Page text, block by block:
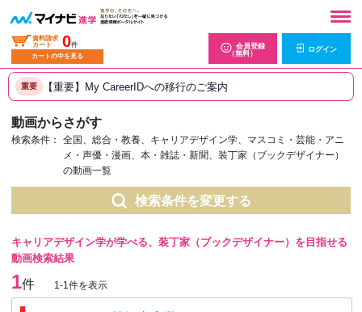
資料請求
カート
0件
カートの中を見る
会員登録
（無料）
ログイン
重要 【重要】My CareerIDへの移行のご案内
動画からさがす
検索条件：
全国、総合・教養、キャリアデザイン学、マスコミ・芸能・アニ
メ・声優・漫画、本・雑誌・新聞、装丁家（ブックデザイナー）
の動画一覧
検索条件を変更する
キャリアデザイン学が学べる、装丁家（ブックデザイナー）を目指せる
動画検索結果
1件 1-1件を表示